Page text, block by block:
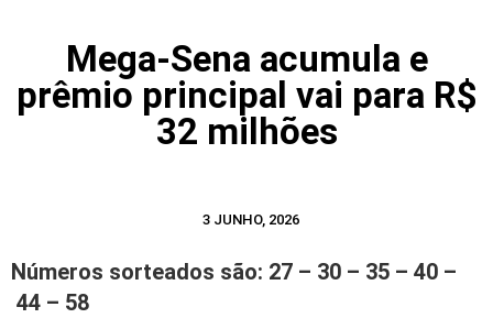
Mega-Sena acumula e
prêmio principal vai para R$
32 milhões
3 JUNHO, 2026
Números sorteados são: 27 – 30 – 35 – 40 –
44 – 58